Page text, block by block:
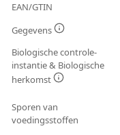
EAN/GTIN
Gegevens
Biologische controle-
instantie & Biologische
herkomst
Sporen van
voedingsstoffen